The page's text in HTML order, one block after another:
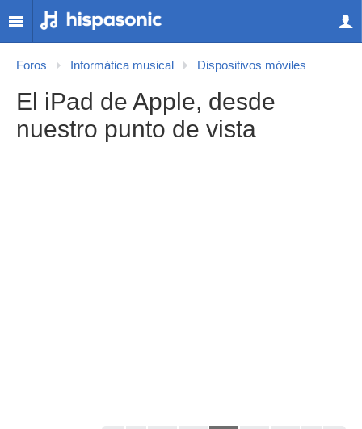
Foros Informática musical Dispositivos móviles
El iPad de Apple, desde
nuestro punto de vista